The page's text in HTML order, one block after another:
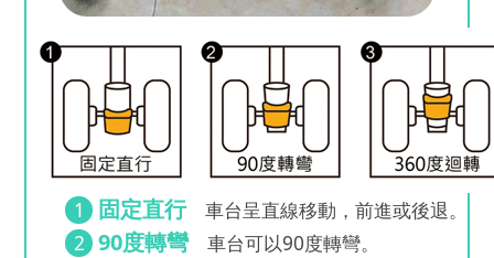
1 固定直行車台呈直線移動，前進或後退。
2 90度轉彎車台可以90度轉彎。